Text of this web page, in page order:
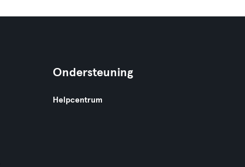
Ondersteuning
Helpcentrum